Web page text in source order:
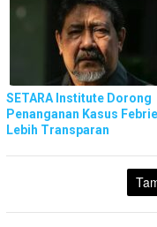
SETARA Institute Dorong
Penanganan Kasus
Lebih Transparan